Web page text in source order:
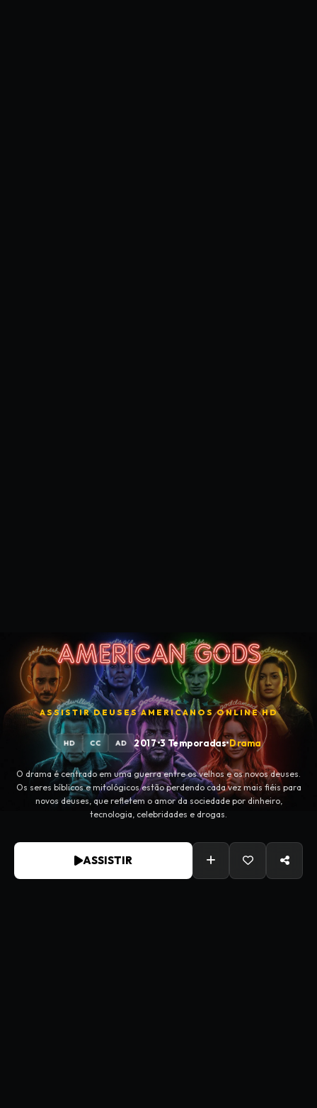
ASSISTIRDEUSES AMERICANOS ONLINE HD
HD CC AD 2017•3 Temporadas•Drama
O drama é centrado em uma guerra entre os velhos e os novos deuses.
Os seres bíblicos e mitológicos estão perdendo cada vez mais fiéis para
novos deuses, que refletem o amor da sociedade por dinheiro,
tecnologia, celebridades e drogas.
ASSISTIR